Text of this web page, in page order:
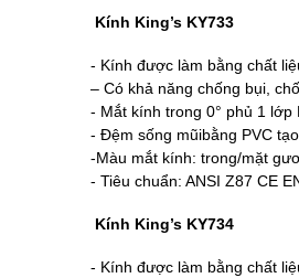
Kính King’s KY733
- Kính được làm bằng chất
– Có khả năng chống bụi,
- Mắt kính trong 0° phủ 1 lớp
- Đệm sống mũibằng PVC
-Màu mắt kính: trong/mặt
- Tiêu chuẩn: ANSI Z87 CE
Kính King’s KY734
- Kính được làm bằng chất